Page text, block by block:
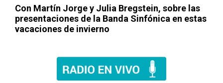
Con Martín Jorge y Julia Bregstein, sobre las
presentaciones de la Banda Sinfónica en estas
vacaciones de invierno